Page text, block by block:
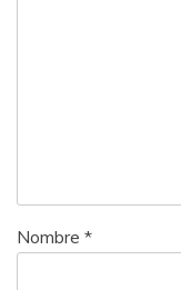
Nombre *